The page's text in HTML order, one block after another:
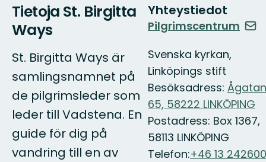
Tietoja St. Birgitta
Ways
St. Birgitta Ways är
samlingsnamnet på
de pilgrimsleder som
leder till Vadstena. En
guide för dig på
vandring till en av
Yhteystiedot
Pilgrimscentrum
Svenska kyrkan,
Linköpings stift
Besöksadress: Ågatan
65, 58222 LINKÖPING
Postadress: Box 1367,
58113 LINKÖPING
Telefon:+46 13 242600